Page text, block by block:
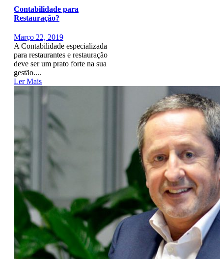
Contabilidade para
Restauração?
Março 22, 2019
A Contabilidade especializada
para restaurantes e restauração
deve ser um prato forte na sua
gestão....
Ler Mais